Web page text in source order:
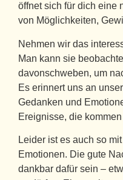
öffnet sich für dich eine
von Möglichkeiten,
Nehmen wir das
Man kann sie
davonschweben, um
Es erinnert uns an
Gedanken und
Ereignisse, die
Leider ist es auch so
Emotionen. Die gute
dankbar dafür sein –